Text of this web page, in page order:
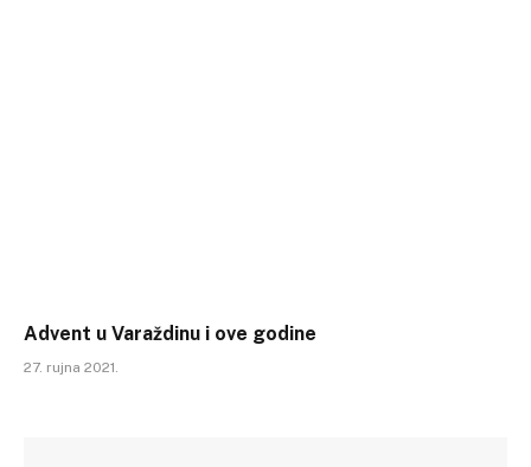
Advent u Varaždinu i ove godine
27. rujna 2021.